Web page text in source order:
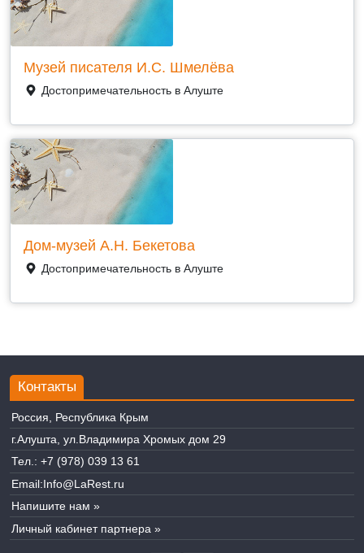
Музей писателя И.С. Шмелёва
Достопримечательность в Алуште
Дом-музей А.Н. Бекетова
Достопримечательность в Алуште
Контакты
Россия, Республика Крым
г.Алушта, ул.Владимира Хромых дом 29
Тел.: +7 (978) 039 13 61
Email:Info@LaRest.ru
Напишите нам »
Личный кабинет партнера »